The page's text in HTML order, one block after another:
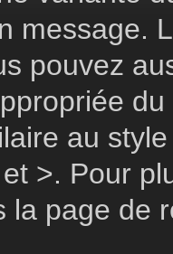
message.
pouvez
au
>. Pour
la page de